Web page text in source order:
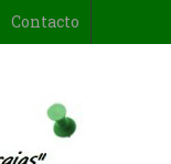
Contacto